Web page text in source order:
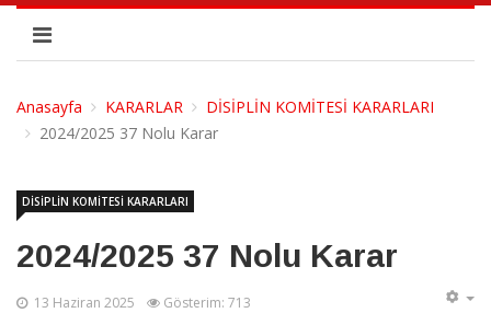
Anasayfa KARARLAR
DİSİPLİN KOMİTESİ KARARLARI
2024/2025 37 Nolu Karar
2024/2025 37 Nolu Karar
DİSİPLİN KOMİTESİ KARARLARI
13 Haziran 2025 Gösterim: 713